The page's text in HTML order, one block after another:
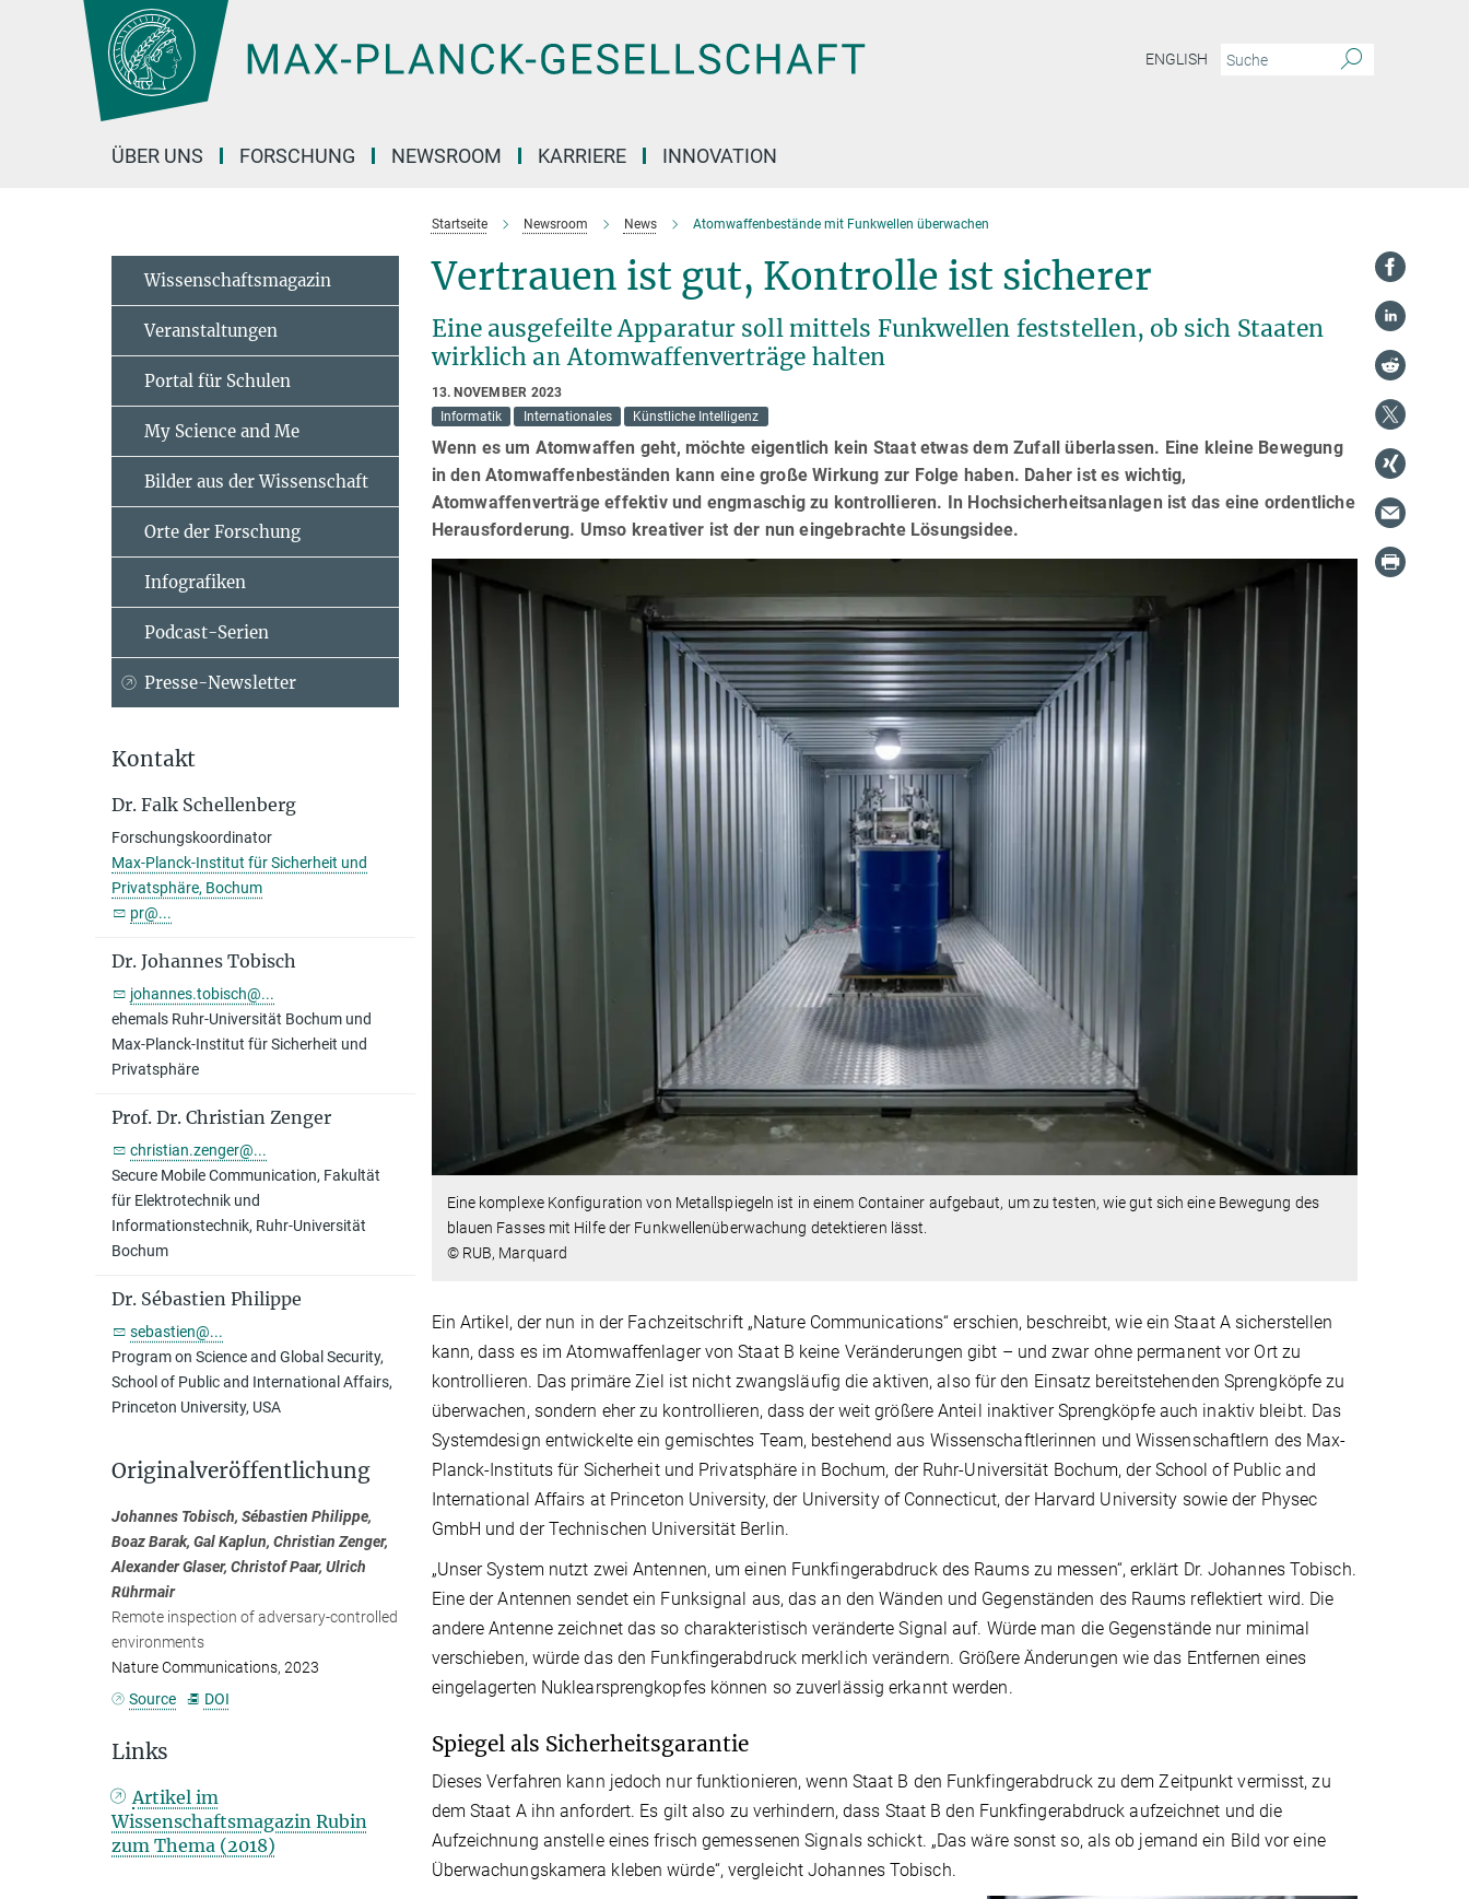
Hauptinhalt
ENGLISH
ÜBER UNS FORSCHUNG NEWSROOM KARRIERE INNOVATION
Startseite Newsroom News Atomwaffenbestände mit Funkwellen überwachen
Vertrauen ist gut, Kontrolle ist sicherer
Eine ausgefeilte Apparatur soll mittels Funkwellen feststellen, ob sich Staaten
wirklich an Atomwaffenverträge halten
13. NOVEMBER 2023
Informatik
Internationales Künstliche Intelligenz
Wenn es um Atomwaffen geht, möchte eigentlich kein Staat etwas dem Zufall überlassen. Eine kleine Bewegung
in den Atomwaffenbeständen kann eine große Wirkung zur Folge haben. Daher ist es wichtig,
Atomwaffenverträge effektiv und engmaschig zu kontrollieren. In Hochsicherheitsanlagen ist das eine ordentliche
Herausforderung. Umso kreativer ist der nun eingebrachte Lösungsidee.
Eine komplexe Konfiguration von Metallspiegeln ist in einem Container aufgebaut, um zu testen, wie gut sich eine Bewegung des
blauen Fasses mit Hilfe der Funkwellenüberwachung detektieren lässt.
© RUB, Marquard
Ein Artikel, der nun in der Fachzeitschrift „Nature Communications“ erschien, beschreibt, wie ein Staat A sicherstellen
kann, dass es im Atomwaffenlager von Staat B keine Veränderungen gibt – und zwar ohne permanent vor Ort zu
kontrollieren. Das primäre Ziel ist nicht zwangsläufig die aktiven, also für den Einsatz bereitstehenden Sprengköpfe zu
überwachen, sondern eher zu kontrollieren, dass der weit größere Anteil inaktiver Sprengköpfe auch inaktiv bleibt. Das
Systemdesign entwickelte ein gemischtes Team, bestehend aus Wissenschaftlerinnen und Wissenschaftlern des Max-
Planck-Instituts für Sicherheit und Privatsphäre in Bochum, der Ruhr-Universität Bochum, der School of Public and
International Affairs at Princeton University, der University of Connecticut, der Harvard University sowie der Physec
GmbH und der Technischen Universität Berlin.
„Unser System nutzt zwei Antennen, um einen Funkfingerabdruck des Raums zu messen“, erklärt Dr. Johannes Tobisch.
Eine der Antennen sendet ein Funksignal aus, das an den Wänden und Gegenständen des Raums reflektiert wird. Die
andere Antenne zeichnet das so charakteristisch veränderte Signal auf. Würde man die Gegenstände nur minimal
verschieben, würde das den Funkfingerabdruck merklich verändern. Größere Änderungen wie das Entfernen eines
eingelagerten Nuklearsprengkopfes können so zuverlässig erkannt werden.
Spiegel als Sicherheitsgarantie
Dieses Verfahren kann jedoch nur funktionieren, wenn Staat B den Funkfingerabdruck zu dem Zeitpunkt vermisst, zu
dem Staat A ihn anfordert. Es gilt also zu verhindern, dass Staat B den Funkfingerabdruck aufzeichnet und die
Aufzeichnung anstelle eines frisch gemessenen Signals schickt. „Das wäre sonst so, als ob jemand ein Bild vor eine
Überwachungskamera kleben würde“, vergleicht Johannes Tobisch.
Wissenschaftsmagazin
Veranstaltungen
Portal für Schulen
My Science and Me
Bilder aus der Wissenschaft
Orte der Forschung
Infografiken
Podcast-Serien
Presse-Newsletter
Kontakt
Dr. Falk Schellenberg
Forschungskoordinator
Max-Planck-Institut für Sicherheit und
Privatsphäre, Bochum
pr@...
Dr. Johannes Tobisch
johannes.tobisch@...
ehemals Ruhr-Universität Bochum und
Max-Planck-Institut für Sicherheit und
Privatsphäre
Prof. Dr. Christian Zenger
christian.zenger@...
Secure Mobile Communication, Fakultät
für Elektrotechnik und
Informationstechnik, Ruhr-Universität
Bochum
Dr. Sébastien Philippe
sebastien@...
Program on Science and Global Security,
School of Public and International Affairs,
Princeton University, USA
Originalveröffentlichung
Johannes Tobisch, Sébastien Philippe,
Boaz Barak, Gal Kaplun, Christian Zenger,
Alexander Glaser, Christof Paar, Ulrich
Rührmair
Remote inspection of adversary-controlled
environments
Nature Communications, 2023
Source
DOI
Links
Artikel im
Wissenschaftsmagazin Rubin
zum Thema (2018)